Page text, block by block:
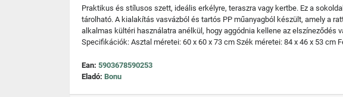
Praktikus és stílusos szett, ideális erkélyre, teraszra vagy kertbe. Ez a
tárolható. A kialakítás vasvázból és tartós PP műanyagból készült, amely a
alkalmas kültéri használatra anélkül, hogy aggódnia kellene az
Specifikációk: Asztal méretei: 60 x 60 x 73 cm Szék méretei: 84 x 46 x 53 cm
Ean: 5903678590253
Eladó: Bonu